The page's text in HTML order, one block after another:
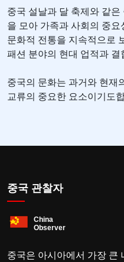
중국 설날과 달 축제와 같
을 모아 가족과 사회의 중
문화적 전통을 지속적으로
패션 분야의 현대 업적과 결
중국의 문화는 과거와 현재
교류의 중요한 요소이기도
중국 관찰자
중국은 아시아에서 가장 큰